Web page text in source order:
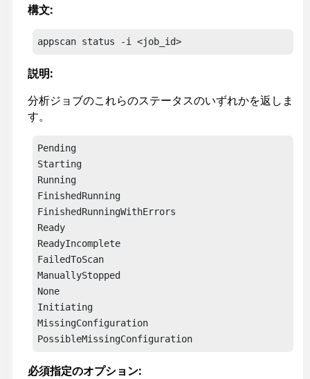
構文:
appscan status -i <job_id>
説明:
分析ジョブのこれらのステータスのいずれかを返しま
す。
Pending
Starting
Running
FinishedRunning
FinishedRunningWithErrors
Ready
ReadyIncomplete
FailedToScan
ManuallyStopped
None
Initiating
MissingConfiguration
PossibleMissingConfiguration
必須指定のオプション: